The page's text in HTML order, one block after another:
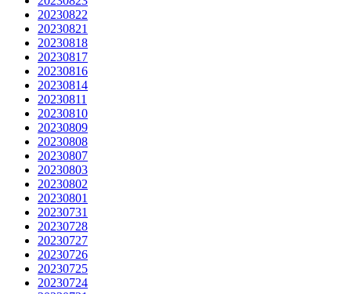
20230822
20230821
20230818
20230817
20230816
20230814
20230811
20230810
20230809
20230808
20230807
20230803
20230802
20230801
20230731
20230728
20230727
20230726
20230725
20230724